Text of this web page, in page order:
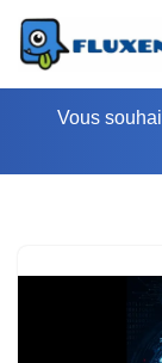
Aller
au
contenuVous